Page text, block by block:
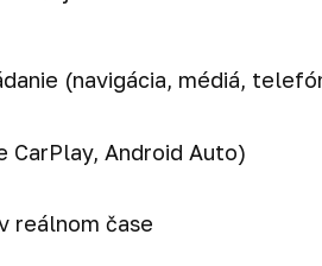
(navigácia, médiá,
Android Auto)
reálnom čase